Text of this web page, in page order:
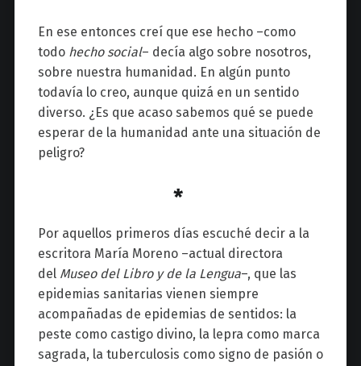
En ese entonces creí que ese hecho –como
todo hecho social– decía algo sobre nosotros,
sobre nuestra humanidad. En algún punto
todavía lo creo, aunque quizá en un sentido
diverso. ¿Es que acaso sabemos qué se puede
esperar de la humanidad ante una situación de
peligro?
*
Por aquellos primeros días escuché decir a la
escritora María Moreno –actual directora
del Museo del Libro y de la Lengua–, que las
epidemias sanitarias vienen siempre
acompañadas de epidemias de sentidos: la
peste como castigo divino, la lepra como marca
sagrada, la tuberculosis como signo de pasión o